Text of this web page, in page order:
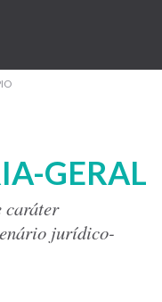
GERAL
caráter
jurídico-